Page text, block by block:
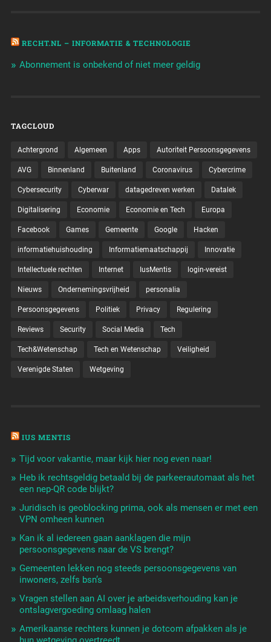
RECHT.NL – INFORMATIE & TECHNOLOGIE
Abonnement is onbekend of niet meer geldig
TAGCLOUD
Achtergrond Algemeen Apps Autoriteit Persoonsgegevens
AVG Binnenland Buitenland Coronavirus Cybercrime
Cybersecurity Cyberwar datagedreven werken Datalek
Digitalisering Economie Economie en Tech Europa
Facebook Games Gemeente Google Hacken
informatiehuishouding Informatiemaatschappij Innovatie
Intellectuele rechten Internet IusMentis login-vereist
Nieuws Ondernemingsvrijheid personalia
Persoonsgegevens Politiek Privacy Regulering
Reviews Security Social Media Tech
Tech&Wetenschap Tech en Wetenschap Veiligheid
Verenigde Staten Wetgeving
IUS MENTIS
Tijd voor vakantie, maar kijk hier nog even naar!
Heb ik rechtsgeldig betaald bij de parkeerautomaat als het
een nep-QR code blijkt?
Juridisch is geoblocking prima, ook als mensen er met een
VPN omheen kunnen
Kan ik al iedereen gaan aanklagen die mijn
persoonsgegevens naar de VS brengt?
Gemeenten lekken nog steeds persoonsgegevens van
inwoners, zelfs bsn’s
Vragen stellen aan AI over je arbeidsverhouding kan je
ontslagvergoeding omlaag halen
Amerikaanse rechters kunnen je dotcom afpakken als je